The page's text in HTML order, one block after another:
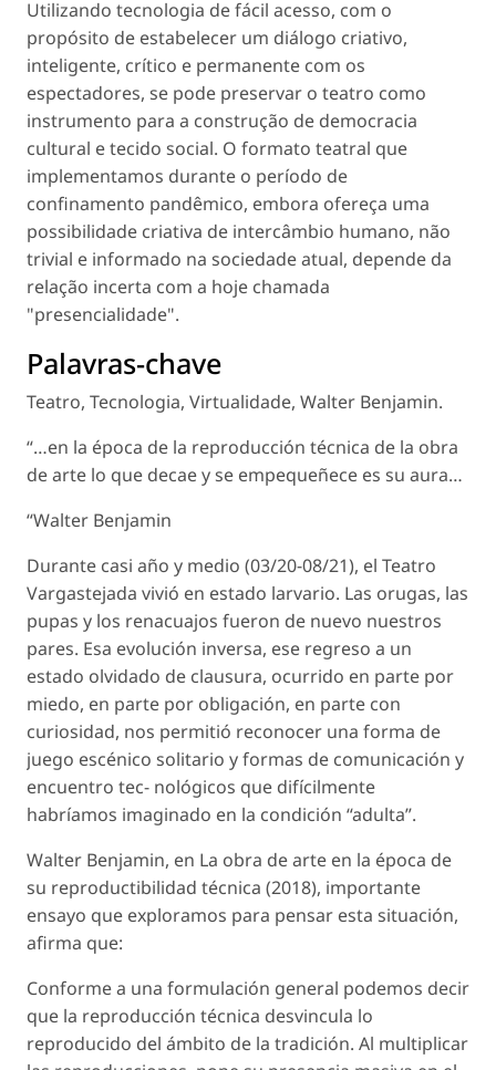
Utilizando tecnologia de fácil acesso, com o
propósito de estabelecer um diálogo criativo,
inteligente, crítico e permanente com os
espectadores, se pode preservar o teatro como
instrumento para a construção de democracia
cultural e tecido social. O formato teatral que
implementamos durante o período de
confinamento pandêmico, embora ofereça uma
possibilidade criativa de intercâmbio humano, não
trivial e informado na sociedade atual, depende da
relação incerta com a hoje chamada
"presencialidade".
Palavras-chave
Teatro, Tecnologia, Virtualidade, Walter Benjamin.
“…en la época de la reproducción técnica de la obra
de arte lo que decae y se empequeñece es su aura…
“Walter Benjamin
Durante casi año y medio (03/20-08/21), el Teatro
Vargastejada vivió en estado larvario. Las orugas, las
pupas y los renacuajos fueron de nuevo nuestros
pares. Esa evolución inversa, ese regreso a un
estado olvidado de clausura, ocurrido en parte por
miedo, en parte por obligación, en parte con
curiosidad, nos permitió reconocer una forma de
juego escénico solitario y formas de comunicación y
encuentro tec- nológicos que difícilmente
habríamos imaginado en la condición “adulta”.
Walter Benjamin, en La obra de arte en la época de
su reproductibilidad técnica (2018), importante
ensayo que exploramos para pensar esta situación,
afirma que:
Conforme a una formulación general podemos decir
que la reproducción técnica desvincula lo
reproducido del ámbito de la tradición. Al multiplicar